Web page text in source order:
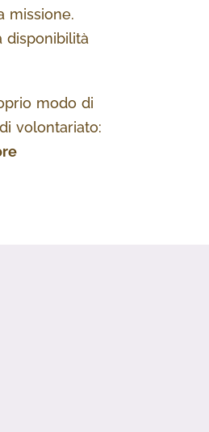
missione.
disponibilità
modo di
volontariato: